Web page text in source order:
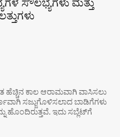
ಹೆಚ್ಚಿನ ಕಾಲ ಆರಾಮವಾಗಿ ವಾಸಿಸಲು
ಸಜ್ಜುಗೊಳಿಸಲಾದ ಬಾಡಿಗೆಗಳು
ಹೊಂದಿರುತ್ತವೆ. ಇದು ಸಬ್ಲೆಟ್‌ಗೆ